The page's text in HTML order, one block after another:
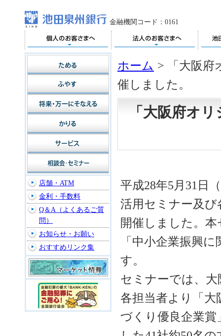
金融機関コード：0161
ホーム >
「大阪
催しました。
「大阪府オ
平成28年5月31日
活用セミナー及び
開催しました。
「中小企業振興
す。
セミナーでは、
各担当者より「大
づくり優良企業
店舗・ATM
金利・手数料
Q＆A（よくあるご質
問）
お知らせ・お願い
おすすめリンク集